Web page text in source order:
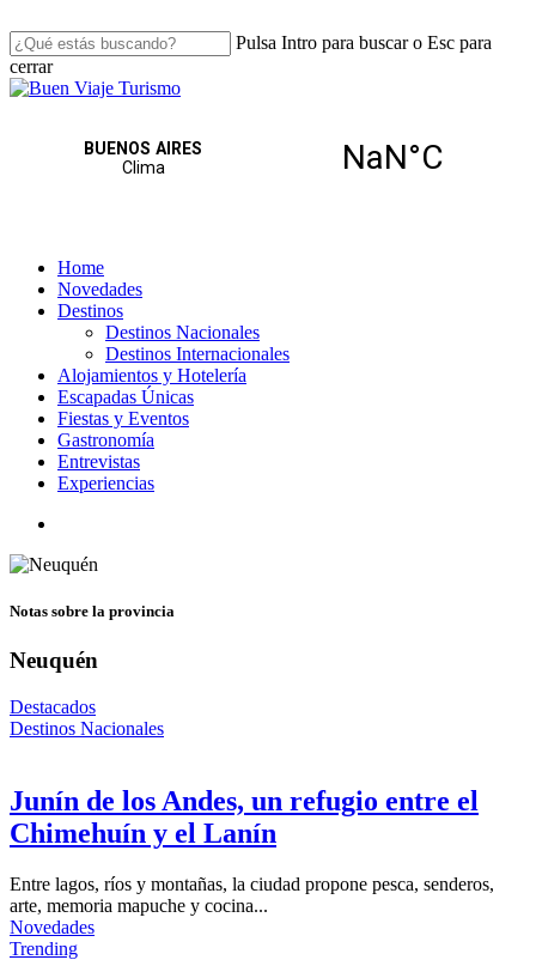
to
main
content
Pulsa Intro para buscar o Esc para
cerrar
Close
search
Menu
Home
Novedades
Destinos
Destinos Nacionales
Destinos Internacionales
Alojamientos y Hotelería
Escapadas Únicas
Fiestas y Eventos
Gastronomía
Entrevistas
Experiencias
Notas sobre la provincia
Neuquén
Destacados
Destinos Nacionales
Junín de los Andes, un refugio entre el
Chimehuín y el Lanín
Entre lagos, ríos y montañas, la ciudad propone pesca, senderos,
arte, memoria mapuche y cocina...
Novedades
Trending